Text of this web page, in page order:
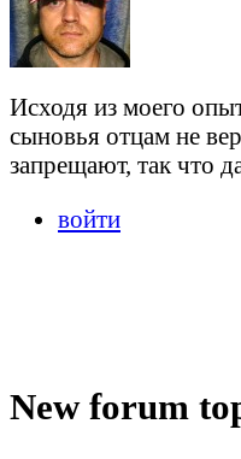
Исходя из моего
сыновья отцам не
запрещают, так что
войти
New forum